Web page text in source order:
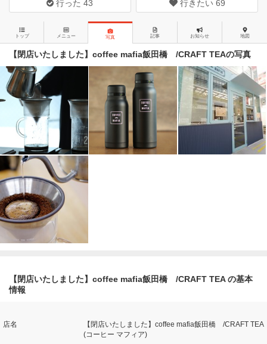
行った43 行きたい 69
トップ メニュー 写真 記事 お知らせ 地図
【閉店いたしました】coffee mafia飯田橋 /CRAFT TEAの写真
【閉店いたしました】coffee mafia飯田橋 /CRAFT TEA の基本
情報
店名
【閉店いたしました】coffee mafia飯田橋 /CRAFT TEA
(コーヒー マフィア)